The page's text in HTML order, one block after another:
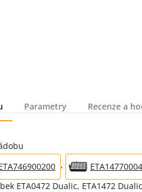
Parametry Recenze a
,
ETA0472 Dualic, ETA1472